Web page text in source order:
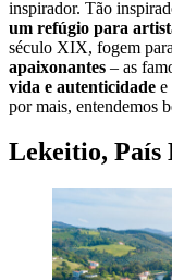
inspirador. Tão
um refúgio para
século XIX, fogem
apaixonantes – as
vida e autenticidade e
por mais, entendemos
Lekeitio, País